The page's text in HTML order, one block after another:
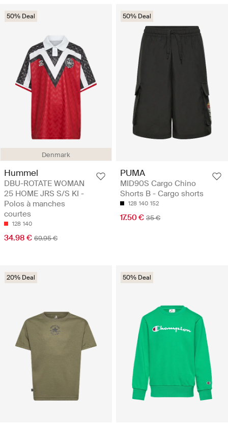
Denmark
50% Deal
Hummel
DBU-ROTATE WOMAN
25 HOME JRS S/S KI -
Polos à manches
courtes
128 140
34.98 € 69.95 €
50% Deal
PUMA
MID90S Cargo Chino
Shorts B - Cargo shorts
128 140 152
17.50 € 35 €
20% Deal 50% Deal